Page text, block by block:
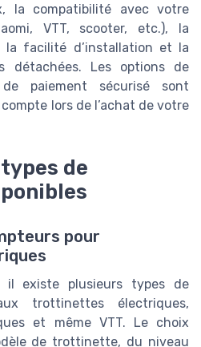
la compatibilité avec votre
VTT, scooter, etc.), la
la facilité d’installation et la
détachées. Les options de
paiement sécurisé sont
lors de l’achat de votre
de
pour
il existe plusieurs types de
trottinettes électriques,
et même VTT. Le choix
de trottinette, du niveau